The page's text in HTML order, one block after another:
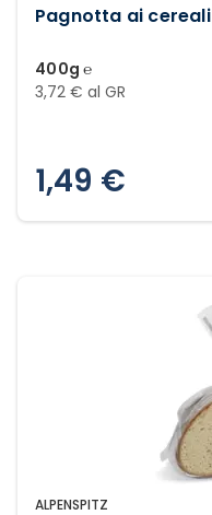
Pagnotta ai cereali
400g ℮
3,72 € al GR
1,49 €
ALPENSPITZ